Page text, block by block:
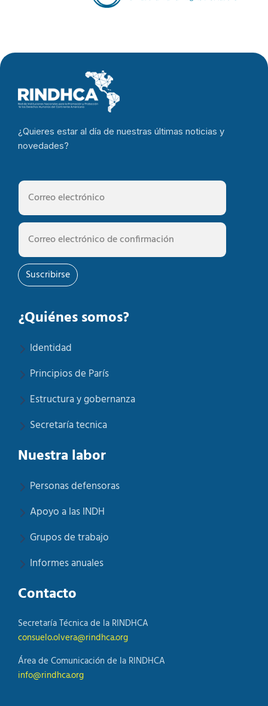
¿Quieres estar al día de nuestras últimas noticias y
novedades?
Suscribirse
¿Quiénes somos?
Identidad
Principios de París
Estructura y gobernanza
Secretaría tecnica
Nuestra labor
Personas defensoras
Apoyo a las INDH
Grupos de trabajo
Informes anuales
Contacto
Secretaría Técnica de la RINDHCA
consuelo.olvera@rindhca.org
Área de Comunicación de la RINDHCA
info@rindhca.org